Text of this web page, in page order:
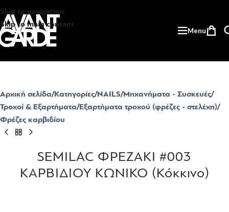
Skip to navigation
Skip to main content
Menu
Αρχική σελίδα Κατηγορίες NAILS Μηχανήματα - Συσκευές
Τροχοί & Εξαρτήματα Εξαρτήματα τροχού (φρέζες - στελέχη)
Φρέζες καρβιδίου
SEMILAC ΦΡΕΖΑΚΙ #003
ΚΑΡΒΙΔΙΟΥ ΚΩΝΙΚΟ (Κόκκινο)